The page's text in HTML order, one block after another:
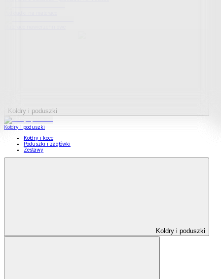
Kołdry i poduszki
Kołdry i poduszki
Kołdry i koce
Poduszki i zagłówki
Zestawy
Kołdry i poduszki